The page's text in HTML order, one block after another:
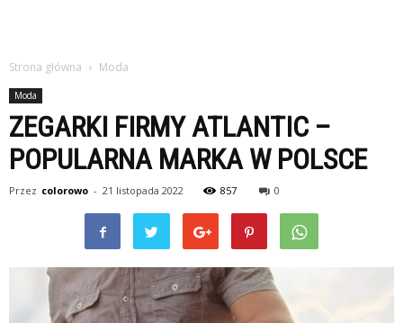
Strona główna Moda
Moda
ZEGARKI FIRMY ATLANTIC –
POPULARNA MARKA W POLSCE
Przez colorowo - 21 listopada 2022 857 0